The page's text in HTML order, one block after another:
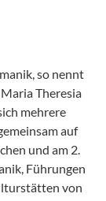
so nennt
Theresia
mehrere
auf
und am 2.
Führungen
von